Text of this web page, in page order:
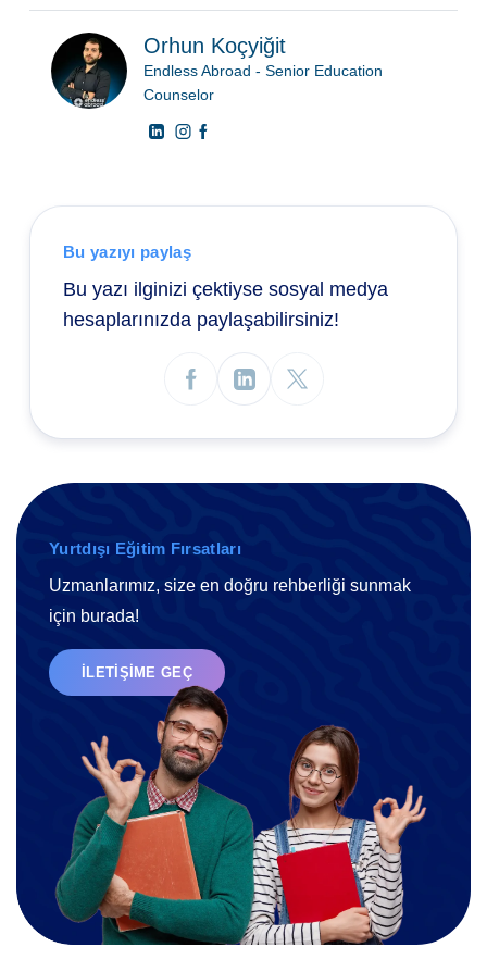
Orhun Koçyiğit
Endless Abroad - Senior Education
Counselor
Bu yazıyı paylaş
Bu yazı ilginizi çektiyse sosyal medya
hesaplarınızda paylaşabilirsiniz!
Yurtdışı Eğitim Fırsatları
Uzmanlarımız, size en doğru rehberliği sunmak
için burada!
İLETIŞIME GEÇ